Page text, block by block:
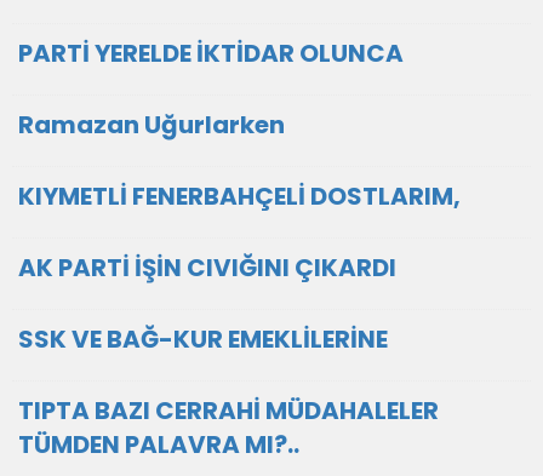
PARTİ YERELDE İKTİDAR OLUNCA
Ramazan Uğurlarken
KIYMETLİ FENERBAHÇELİ DOSTLARIM,
AK PARTİ İŞİN CIVIĞINI ÇIKARDI
SSK VE BAĞ-KUR EMEKLİLERİNE
TIPTA BAZI CERRAHİ MÜDAHALELER
TÜMDEN PALAVRA MI?..